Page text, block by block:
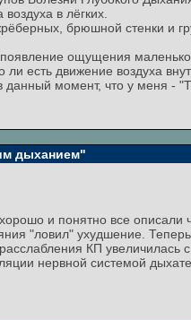
в лёгких.
брюшной стенки и
ощущения
есть движение воздуха
данный момент, что у меня -
дыханием"
и понятно все
"ловил" ухудшение.
КП увеличилась
нервной системой